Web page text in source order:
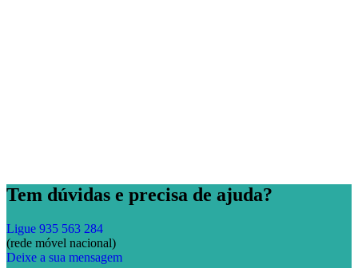
Tem dúvidas e precisa de ajuda?
Ligue 935 563 284
(rede móvel nacional)
Deixe a sua mensagem